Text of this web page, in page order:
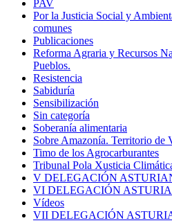
PAV
Por la Justicia Social y
comunes
Publicaciones
Reforma Agraria y Recursos
Pueblos.
Resistencia
Sabiduría
Sensibilización
Sin categoría
Soberanía alimentaria
Sobre Amazonía. Territorio de
Timo de los Agrocarburantes
Tribunal Pola Xusticia
V DELEGACIÓN
VI DELEGACIÓN
Vídeos
VII DELEGACIÓN